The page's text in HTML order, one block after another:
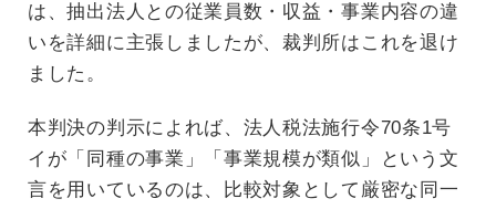
は、抽出法人との従業員数・収益・事業内容の違
いを詳細に主張しましたが、裁判所はこれを退け
ました。
本判決の判示によれば、法人税法施行令70条1号
イが「同種の事業」「事業規模が類似」という文
言を用いているのは、比較対象として厳密な同一